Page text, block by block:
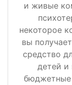
и живые
некоторое
вы
средство
детей и